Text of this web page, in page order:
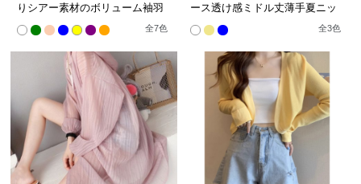
りシアー素材のボリューム袖羽
全7色
ース透け感ミドル丈薄手夏ニッ
全3色